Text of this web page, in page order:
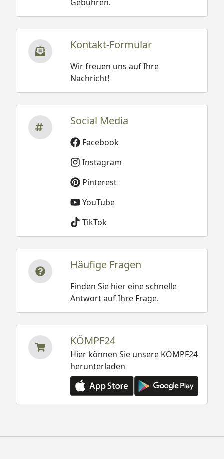
Gebühren.
Kontakt-Formular
Wir freuen uns auf Ihre
Nachricht!
Social Media
Facebook
Instagram
Pinterest
YouTube
TikTok
Häufige Fragen
Finden Sie hier eine schnelle
Antwort auf Ihre Frage.
KÖMPF24
Hier können Sie unsere KÖMPF24
herunterladen